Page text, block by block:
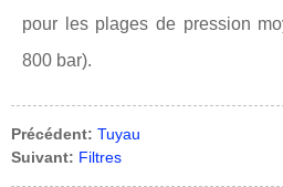
pour les plages de pression
800 bar).
Précédent: Tuyau
Suivant: Filtres